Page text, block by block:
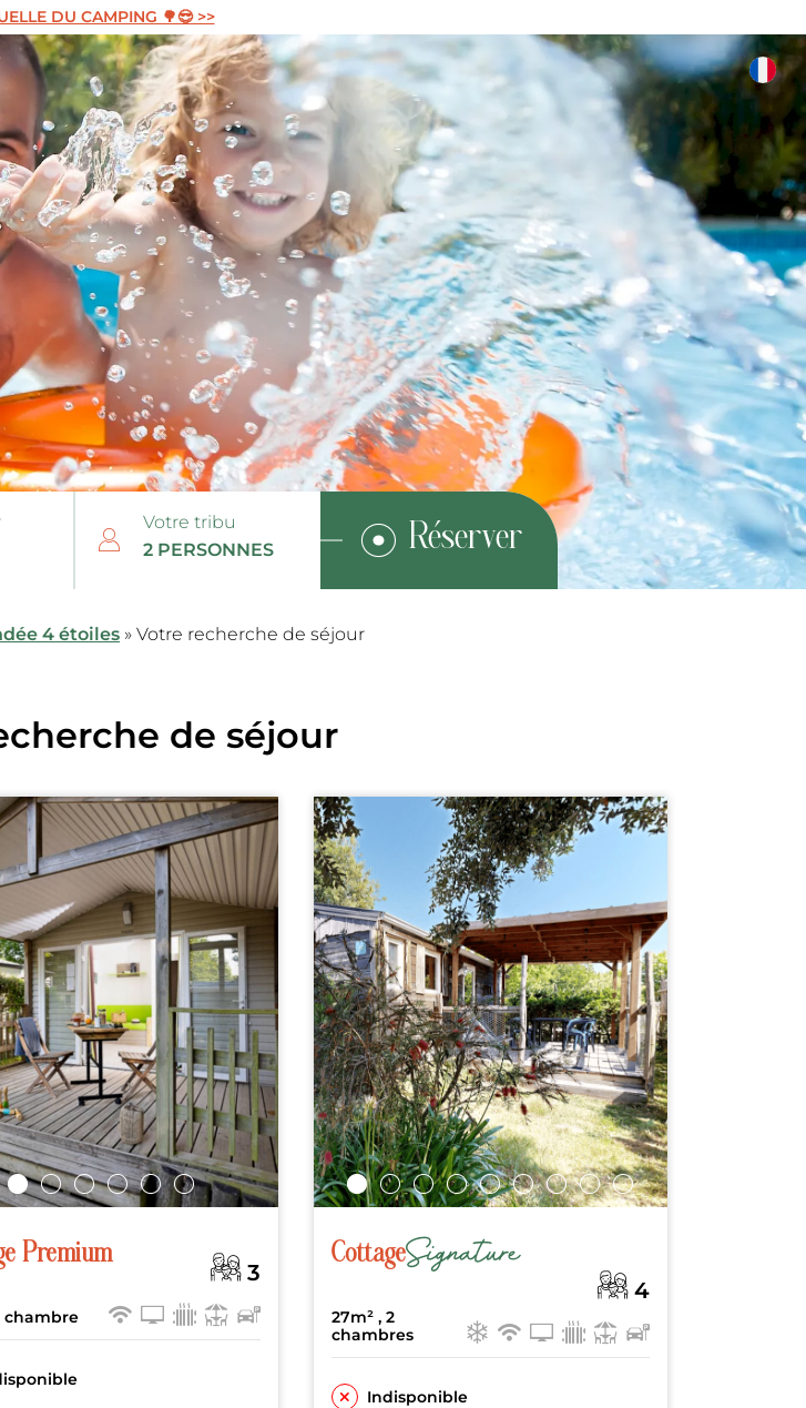
DU CAMPING 🌳😎 >>
Votre tribu
4 étoiles » Votre recherche de séjour
de séjour
Premium
3
chambre
CottageSignature
4
27m² , 2
chambres
Indisponible